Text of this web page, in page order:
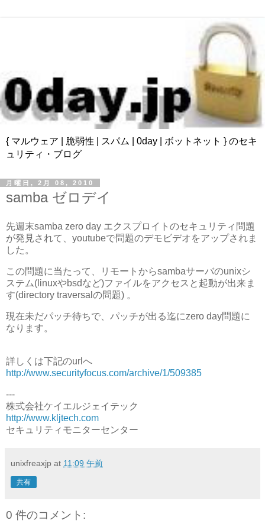
{ マルウェア | 脆弱性 | スパム | 0day | ボットネット } のセキ
ュリティ・ブログ
月曜日, 2月 08, 2010
samba ゼロデイ
先週末samba zero day エクスプロイトのセキュリティ問題
が発見されて、youtubeで問題のデモビデオをアップされま
した。
この問題に当たって、リモートからsambaサーバのunixシ
ステム(linuxやbsdなど)ファイルをアクセスと起動が出来ま
す(directory traversalの問題) 。
現在未だパッチ待ちで、パッチが出る迄にzero day問題に
なります。
詳しくは下記のurlへ
http://www.securityfocus.com/archive/1/509385
---
株式会社ケイエルジェイテック
http://www.kljtech.com
セキュリティモニターセンター
unixfreaxjp at 11:09 午前
共有
0 件のコメント: